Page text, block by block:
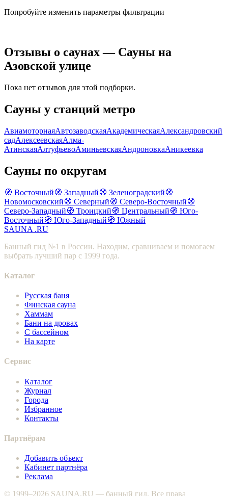
Попробуйте изменить параметры фильтрации
Отзывы о саунах — Сауны на
Азовской улице
Пока нет отзывов для этой подборки.
Сауны у станций метро
АвиамоторнаяАвтозаводскаяАкадемическаяАлександровский
садАлексеевскаяАлма-
АтинскаяАлтуфьевоАминьевскаяАндроновкаАникеевка
Сауны по округам
🧭 Восточный🧭 Западный🧭 Зеленоградский🧭
Новомосковский🧭 Северный🧭 Северо-Восточный🧭
Северо-Западный🧭 Троицкий🧭 Центральный🧭 Юго-
Восточный🧭 Юго-Западный🧭 Южный
SAUNA .RU
Банный гид №1 в России. Находим, сравниваем и помогаем
выбрать лучший пар с 1999 года.
Каталог
Русская баня
Финская сауна
Хаммам
Бани на дровах
С бассейном
На карте
Сервис
Каталог
Журнал
Города
Избранное
Контакты
Партнёрам
Добавить объект
Кабинет партнёра
Реклама
© 1999–2026 SAUNA.RU — банный гид. Все права